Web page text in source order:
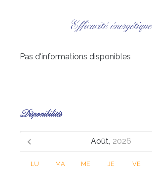
Efficacité énergétique
Pas d'informations disponibles
Disponibilités
Août, 2026
LU MA ME JE VE